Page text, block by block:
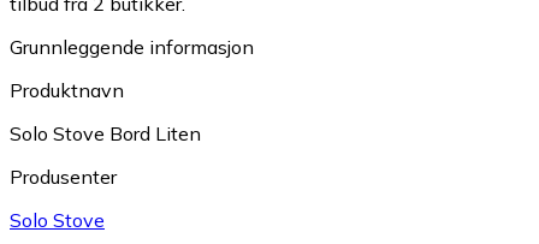
Grunnleggende informasjon
Produktnavn
Solo Stove Bord Liten
Produsenter
Solo Stove